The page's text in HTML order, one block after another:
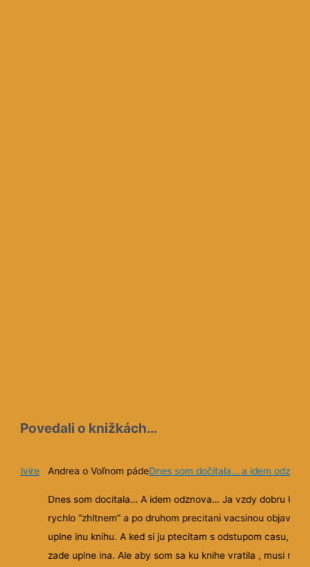
Povedali o knižkách…
v Elvíre Andrea o Voľnom pádeDnes som dočítala… a idem
Dnes som docitala… A idem odznova… Ja vzdy dobru
rychlo “zhltnem” a po druhom precitani vacsinou objavim
uplne inu knihu. A ked si ju ptecitam s odstupom casu, tak
zade uplne ina. Ale aby som sa ku knihe vratila , musi mi